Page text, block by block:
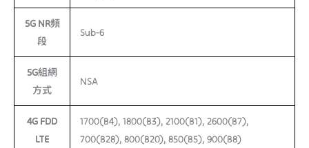
5G NR頻
段
Sub-6
5G組網
方式
NSA
4G FDD
LTE
1700(B4), 1800(B3), 2100(B1), 2600(B7),
700(B28), 800(B20), 850(B5), 900(B8)